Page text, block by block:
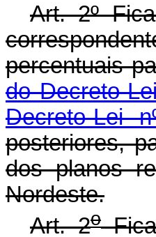
Art. 2º
percentuais
do Decreto-
Decreto-Lei
posteriores,
dos planos
Nordeste.
Art. 2o